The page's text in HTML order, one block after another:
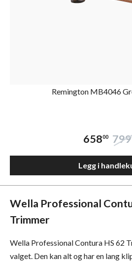
Remington MB4046
65800 799
Legg i
Wella Professional
Trimmer
Wella Professional Contura HS 62
valget. Den kan alt og har en lang